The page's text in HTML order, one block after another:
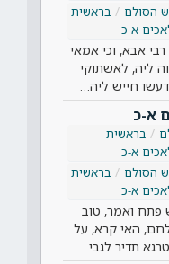
הסולם
בראשית
א-כ
אבא, וכי אמאי
ליה, לאשתוקי
חייש ליה…
א-כ
בראשית
א-כ
הסולם
בראשית
א-כ
פתח ואמר, טוב
האי קרא, על
תדיר לגבי…